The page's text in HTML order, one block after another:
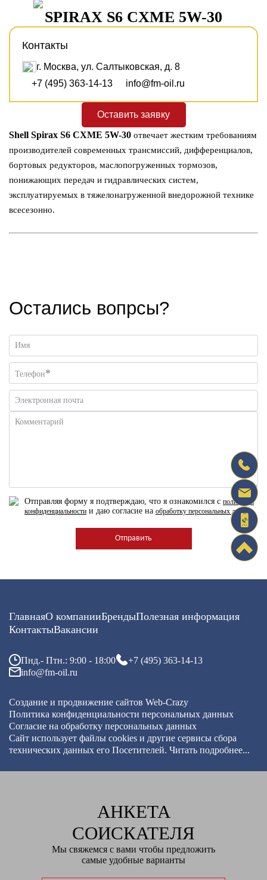
SPIRAX S6 CXME 5W-30
Контакты
г. Москва, ул. Салтыковская, д. 8
+7 (495) 363-14-13
info@fm-oil.ru
Оставить заявку
Shell Spirax S6 CXME 5W-30 отвечает жестким требованиям
производителей современных трансмиссий, дифференциалов,
бортовых редукторов, маслопогруженных тормозов,
понижающих передач и гидравлических систем,
эксплуатируемых в тяжелонагруженной внедорожной технике
всесезонно.
Остались вопрсы?
Имя
Телефон*
Электронная почта
Комментарий
Отправляя форму я подтверждаю, что я ознакомился с политикой
конфиденциальности и даю согласие на обработку персональных данных
ГлавнаяО компанииБрендыПолезная информация
КонтактыВакансии
Пнд.- Птн.: 9:00 - 18:00
+7 (495) 363-14-13
info@fm-oil.ru
Создание и продвижение сайтов Web-Crazy
Политика конфиденциальности персональных данных
Согласие на обработку персональных данных
Сайт использует файлы cookies и другие сервисы сбора
технических данных его Посетителей. Читать подробнее...
АНКЕТА
СОИСКАТЕЛЯ
Мы свяжемся с вами чтобы предложить
самые удобные варианты